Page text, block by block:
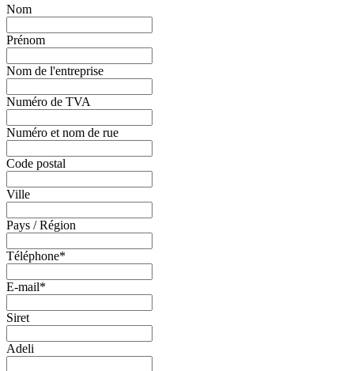
Nom
Prénom
Nom de l'entreprise
Numéro de TVA
Numéro et nom de rue
Code postal
Ville
Pays / Région
Téléphone*
E-mail*
Siret
Adeli